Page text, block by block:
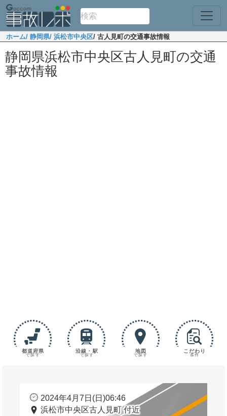
ホーム/ 静岡県/ 浜松市中央区/ 古人見町の交通事故情報
静岡県浜松市中央区古人見町の交通
事故情報
都道府県
で探す
沿線・駅
で探す
地図
で探す
こだわり
条件
2024年4月7日(日)06:46
浜松市中央区古人見町 付近